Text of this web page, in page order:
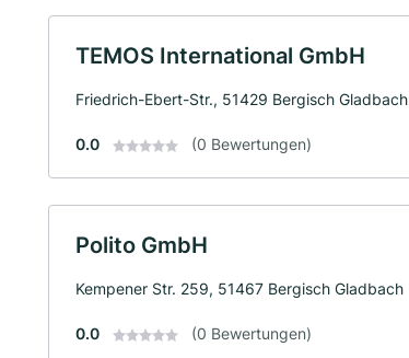
TEMOS International GmbH
Friedrich-Ebert-Str., 51429 Bergisch Gladbach
0.0 (0 Bewertungen)
Polito GmbH
Kempener Str. 259, 51467 Bergisch Gladbach
0.0 (0 Bewertungen)